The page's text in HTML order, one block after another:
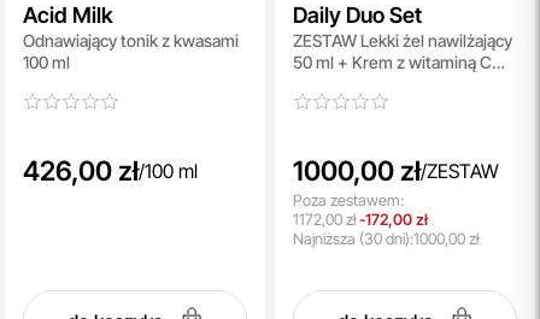
Acid Milk
Odnawiający tonik z kwasami
100 ml
426,00 zł/100 ml
Daily Duo Set
ZESTAW Lekki żel nawilżający
50 ml + Krem z witaminą C
1000,00 zł/ZESTAW
Poza zestawem:
1172,00 zł-172,00 zł
Najniższa (30 dni):1000,00 zł